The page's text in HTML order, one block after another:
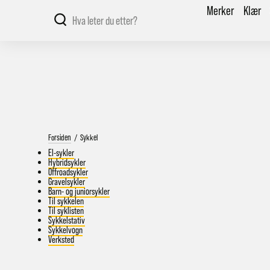
Merker Klær
Forsiden / Sykkel
El-sykler
Hybridsykler
Offroadsykler
Gravelsykler
Barn- og juniorsykler
Til sykkelen
Til syklisten
Sykkelstativ
Sykkelvogn
Verksted